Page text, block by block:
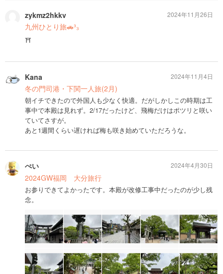
zykmz2hkkv
九州ひとり旅🚗³₃
⛩
2024年11月26日
Kana
冬の門司港・下関一人旅(2月)
朝イチできたので外国人も少なく快適。だがしかしこの時期は工
事中で本殿は見れず。2/17だったけど、飛梅だけはポツリと咲い
ていてさすが。
あと1週間くらい遅ければ梅も咲き始めていただろうな。
2024年11月4日
ぺい
2024GW福岡 大分旅行
お参りできてよかったです。本殿が改修工事中だったのが少し残
念。
2024年4月30日